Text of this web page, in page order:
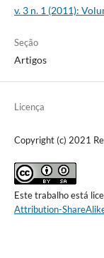
v. 3 n. 1 (2011):
Seção
Artigos
Licença
Copyright (c) 2021
Este trabalho está
Attribution-